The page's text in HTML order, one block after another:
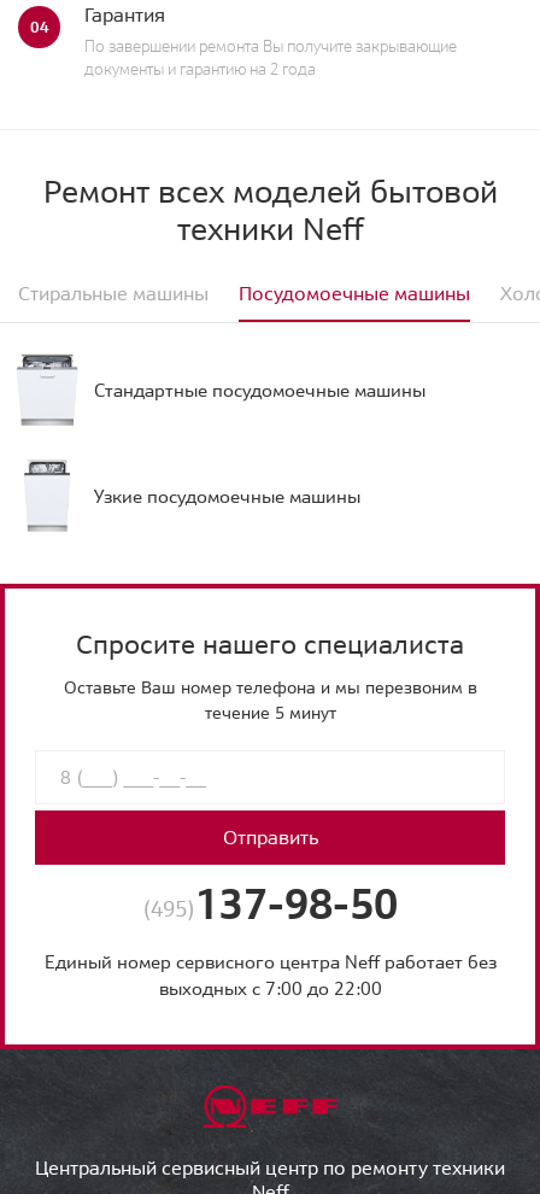
04 Гарантия
По завершении ремонта Вы получите закрывающие
документы и гарантию на 2 года
Ремонт всех моделей бытовой
техники Neff
Стиральные машины Посудомоечные машины
Стандартные посудомоечные машины
Узкие посудомоечные машины
Спросите нашего специалиста
Оставьте Ваш номер телефона и мы перезвоним в
течение 5 минут
Отправить
(495) 137-98-50
Единый номер сервисного центра Neff работает без
выходных с 7:00 до 22:00
Центральный сервисный центр по ремонту техники